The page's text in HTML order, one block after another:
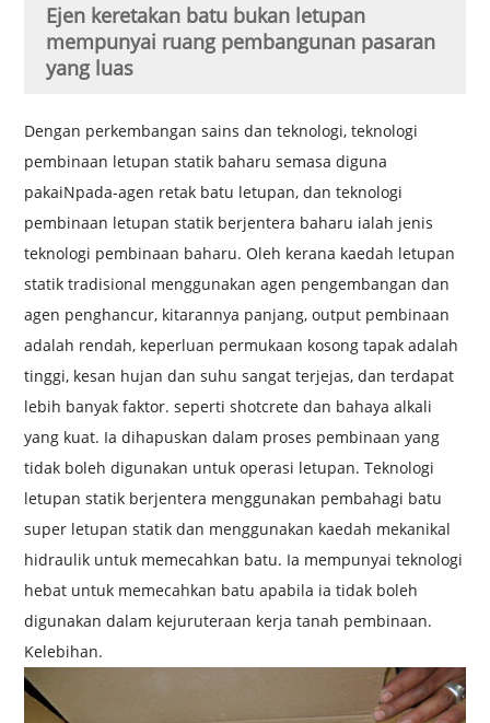
Ejen keretakan batu bukan letupan
mempunyai ruang pembangunan pasaran
yang luas
Dengan perkembangan sains dan teknologi, teknologi
pembinaan letupan statik baharu semasa diguna
pakaiNpada-agen retak batu letupan, dan teknologi
pembinaan letupan statik berjentera baharu ialah jenis
teknologi pembinaan baharu. Oleh kerana kaedah letupan
statik tradisional menggunakan agen pengembangan dan
agen penghancur, kitarannya panjang, output pembinaan
adalah rendah, keperluan permukaan kosong tapak adalah
tinggi, kesan hujan dan suhu sangat terjejas, dan terdapat
lebih banyak faktor. seperti shotcrete dan bahaya alkali
yang kuat. Ia dihapuskan dalam proses pembinaan yang
tidak boleh digunakan untuk operasi letupan. Teknologi
letupan statik berjentera menggunakan pembahagi batu
super letupan statik dan menggunakan kaedah mekanikal
hidraulik untuk memecahkan batu. Ia mempunyai teknologi
hebat untuk memecahkan batu apabila ia tidak boleh
digunakan dalam kejuruteraan kerja tanah pembinaan.
Kelebihan.